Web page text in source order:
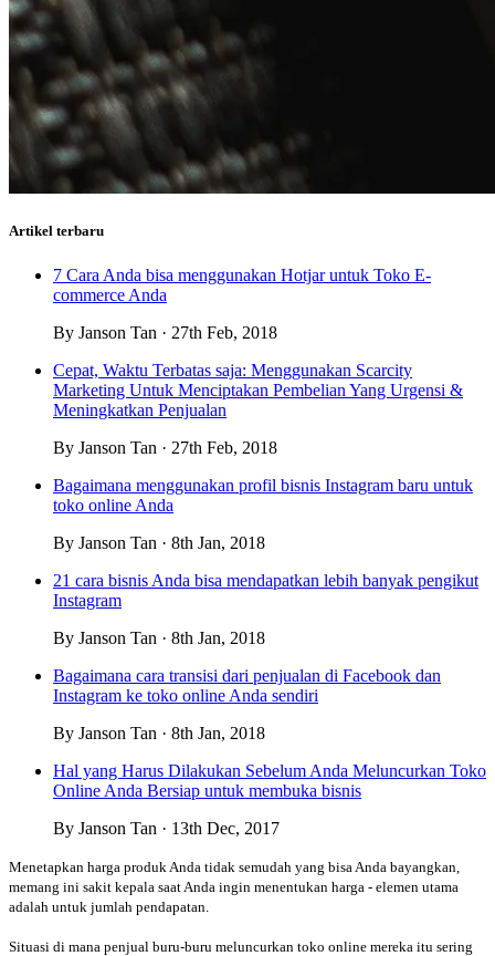
Artikel terbaru
7 Cara Anda bisa menggunakan Hotjar untuk Toko E-
commerce Anda
By Janson Tan · 27th Feb, 2018
Cepat, Waktu Terbatas saja: Menggunakan Scarcity
Marketing Untuk Menciptakan Pembelian Yang Urgensi &
Meningkatkan Penjualan
By Janson Tan · 27th Feb, 2018
Bagaimana menggunakan profil bisnis Instagram baru untuk
toko online Anda
By Janson Tan · 8th Jan, 2018
21 cara bisnis Anda bisa mendapatkan lebih banyak pengikut
Instagram
By Janson Tan · 8th Jan, 2018
Bagaimana cara transisi dari penjualan di Facebook dan
Instagram ke toko online Anda sendiri
By Janson Tan · 8th Jan, 2018
Hal yang Harus Dilakukan Sebelum Anda Meluncurkan Toko
Online Anda Bersiap untuk membuka bisnis
By Janson Tan · 13th Dec, 2017
Menetapkan harga produk Anda tidak semudah yang bisa Anda bayangkan,
memang ini sakit kepala saat Anda ingin menentukan harga - elemen utama
adalah untuk jumlah pendapatan.
Situasi di mana penjual buru-buru meluncurkan toko online mereka itu sering